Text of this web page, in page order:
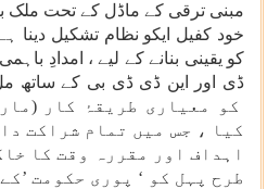
مبنی ترقی کے ماڈل کے تحت ملک
خود کفیل ایکو نظام تشکیل دینا
کو یقینی بنانے کے لیے ، امدادِ
کو معیاری طریقۂ کار
کیا ، جس میں تمام شراکت
اہداف اور مقررہ وقت کا
طرح پہل کو ‘ پوری حکومت